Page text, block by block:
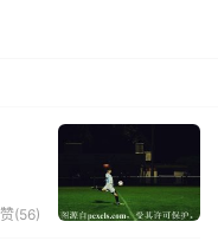
赞(56)